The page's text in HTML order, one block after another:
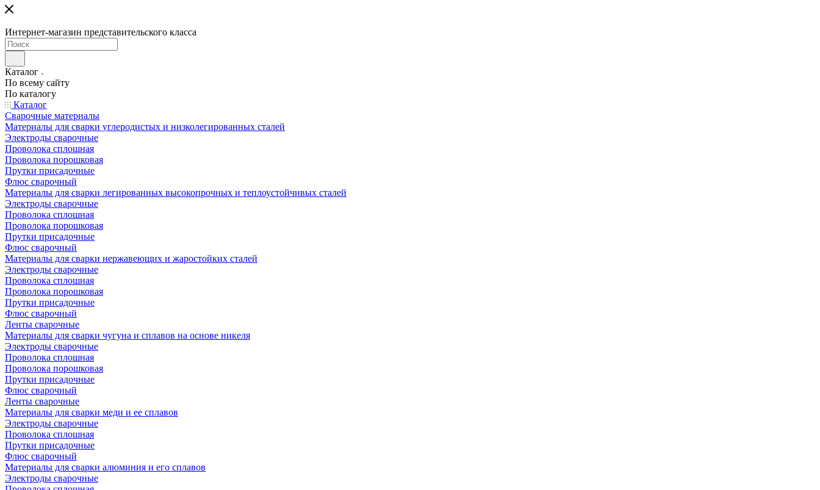
Интернет-магазин представительского класса
Каталог
По всему сайту
По каталогу
Каталог
Сварочные материалы
Материалы для сварки углеродистых и низколегированных сталей
Электроды сварочные
Проволока сплошная
Проволока порошковая
Прутки присадочные
Флюс сварочный
Материалы для сварки легированных высокопрочных и теплоустойчивых сталей
Электроды сварочные
Проволока сплошная
Проволока порошковая
Прутки присадочные
Флюс сварочный
Материалы для сварки нержавеющих и жаростойких сталей
Электроды сварочные
Проволока сплошная
Проволока порошковая
Прутки присадочные
Флюс сварочный
Ленты сварочные
Материалы для сварки чугуна и сплавов на основе никеля
Электроды сварочные
Проволока сплошная
Проволока порошковая
Прутки присадочные
Флюс сварочный
Ленты сварочные
Материалы для сварки меди и ее сплавов
Электроды сварочные
Проволока сплошная
Прутки присадочные
Флюс сварочный
Материалы для сварки алюминия и его сплавов
Электроды сварочные